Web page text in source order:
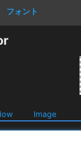
フォント
Image